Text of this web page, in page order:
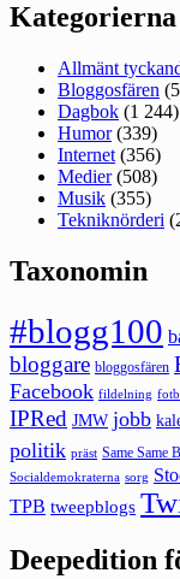
Kategorierna
Allmänt
Bloggosfären
Dagbok (1 244)
Humor(339)
Internet (356)
Medier(508)
Musik (355)
Tekniknörderi
Taxonomin
#blogg100
bloggare bloggosfären
Facebook fildelning
IPRed JMW jobb
politik präst Same Same
Socialdemokraterna sorg
TPB tweepblogs
Deepedition